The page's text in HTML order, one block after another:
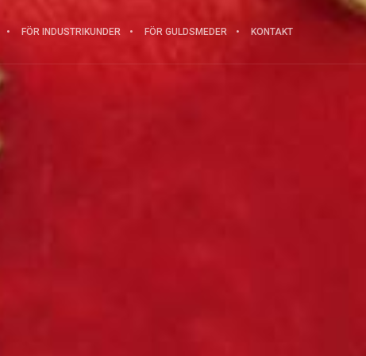
FÖR INDUSTRIKUNDER FÖR GULDSMEDER KONTAKT